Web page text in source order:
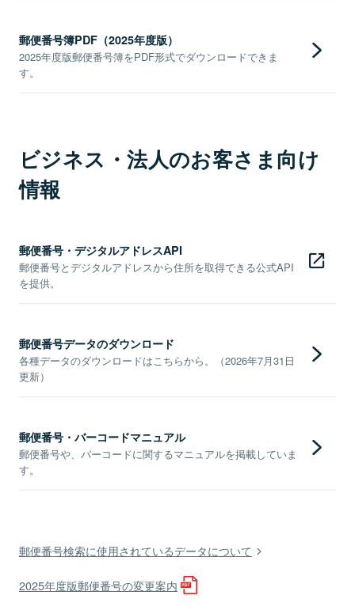
郵便番号簿PDF（2025年度版）
2025年度版郵便番号簿をPDF形式でダウンロードできま
す。
ビジネス・法人のお客さま向け
情報
郵便番号・デジタルアドレスAPI
郵便番号とデジタルアドレスから住所を取得できる公式API
を提供。
郵便番号データのダウンロード
各種データのダウンロードはこちらから。（2026年7月31日
更新）
郵便番号・バーコードマニュアル
郵便番号や、バーコードに関するマニュアルを掲載していま
す。
郵便番号検索に使用されているデータについて
2025年度版郵便番号の変更案内